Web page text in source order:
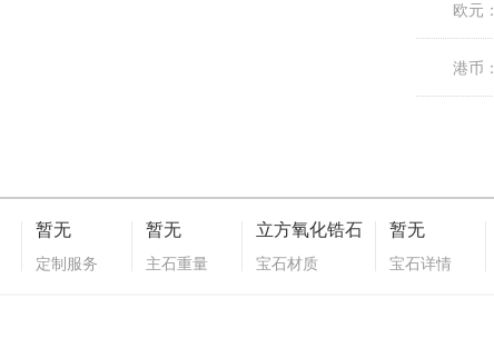
欧元：
港币：
暂无
定制服务
暂无
主石重量
立方氧化锆石
宝石材质
暂无
宝石详情